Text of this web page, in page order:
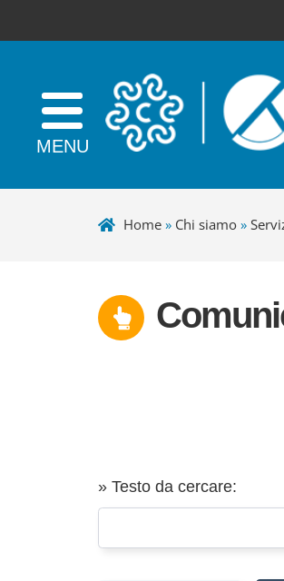
Home» Chi siamo»
» Testo da cercare: